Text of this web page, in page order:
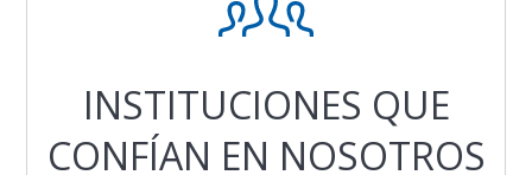
INSTITUCIONES QUE
CONFÍAN EN NOSOTROS